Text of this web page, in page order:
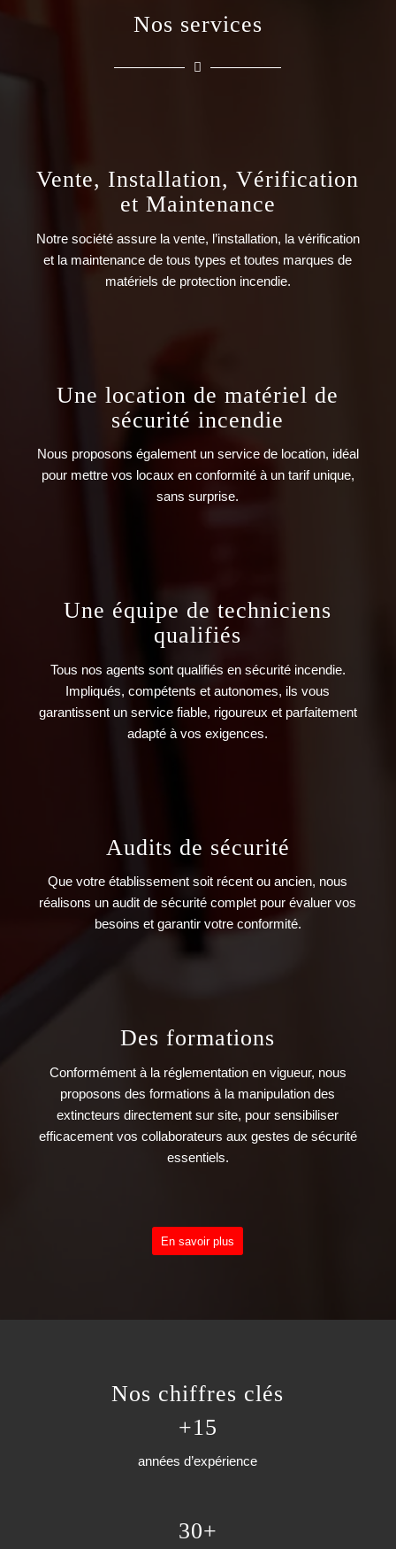
Nos services
Vente, Installation, Vérification
et Maintenance
Notre société assure la vente, l’installation, la vérification
et la maintenance de tous types et toutes marques de
matériels de protection incendie.
Une location de matériel de
sécurité incendie
Nous proposons également un service de location, idéal
pour mettre vos locaux en conformité à un tarif unique,
sans surprise.
Une équipe de techniciens
qualifiés
Tous nos agents sont qualifiés en sécurité incendie.
Impliqués, compétents et autonomes, ils vous
garantissent un service fiable, rigoureux et parfaitement
adapté à vos exigences.
Audits de sécurité
Que votre établissement soit récent ou ancien, nous
réalisons un audit de sécurité complet pour évaluer vos
besoins et garantir votre conformité.
Des formations
Conformément à la réglementation en vigueur, nous
proposons des formations à la manipulation des
extincteurs directement sur site, pour sensibiliser
efficacement vos collaborateurs aux gestes de sécurité
essentiels.
En savoir plus
Nos chiffres clés
+15
années d’expérience
30+